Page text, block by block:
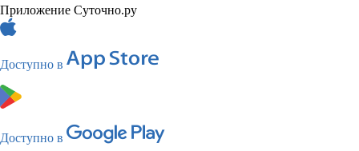
Приложение Суточно.ру
Доступно в
Доступно в